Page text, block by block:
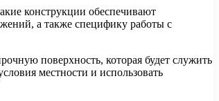
конструкции обеспечивают
а также специфику работы с
поверхность, которая будет служить
местности и использовать